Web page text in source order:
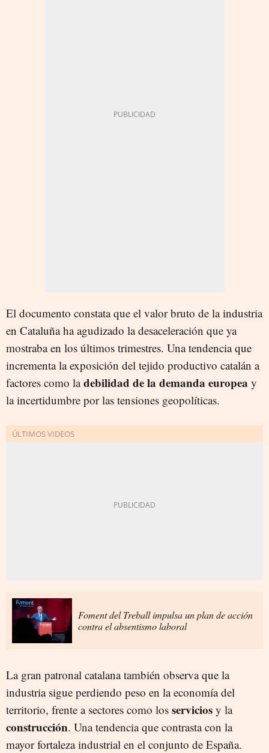
El documento constata que el valor bruto de la industria
en Cataluña ha agudizado la desaceleración que ya
mostraba en los últimos trimestres. Una tendencia que
incrementa la exposición del tejido productivo catalán a
factores como ladebilidad de la demanda europea y
la incertidumbre por las tensiones geopolíticas.
Foment del Treball impulsa un plan de acción
contra el absentismo laboral
La gran patronal catalana también observa que la
industria sigue perdiendo peso en la economía del
territorio, frente a sectores como los servicios y la
construcción. Una tendencia que contrasta con la
mayor fortaleza industrial en el conjunto de España.